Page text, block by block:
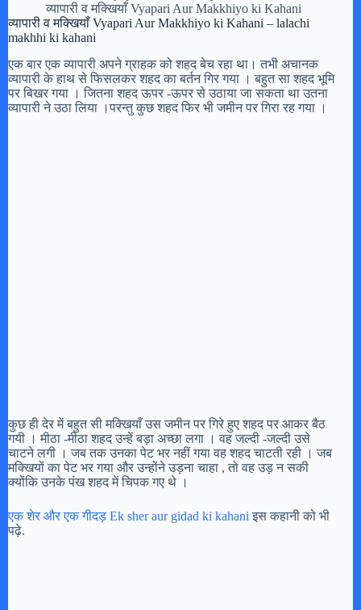
व्यापारी व मक्खियाँ Vyapari Aur Makkhiyo ki Kahani
व्यापारी व मक्खियाँ Vyapari Aur Makkhiyo ki Kahani – lalachi
makhhi ki kahani
एक बार एक व्यापारी अपने ग्राहक को शहद बेच रहा था। तभी अचानक
व्यापारी के हाथ से फिसलकर शहद का बर्तन गिर गया । बहुत सा शहद भूमि
पर बिखर गया । जितना शहद ऊपर -ऊपर से उठाया जा सकता था उतना
व्यापारी ने उठा लिया ।परन्तु कुछ शहद फिर भी जमीन पर गिरा रह गया ।
कुछ ही देर में बहुत सी मक्खियाँ उस जमीन पर गिरे हुए शहद पर आकर बैठ
गयी । मीठा -मीठा शहद उन्हें बड़ा अच्छा लगा । वह जल्दी -जल्दी उसे
चाटने लगी । जब तक उनका पेट भर नहीं गया वह शहद चाटती रही । जब
मक्खियों का पेट भर गया और उन्होंने उड़ना चाहा , तो वह उड़ न सकी
क्योंकि उनके पंख शहद में चिपक गए थे ।
एक शेर और एक गीदड़ Ek sher aur gidad ki kahani इस कहानी को भी
पढ़े.